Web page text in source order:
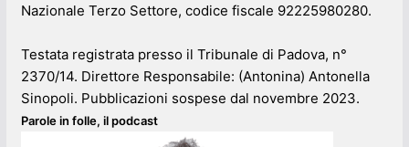
Nazionale Terzo Settore, codice fiscale 92225980280.
Testata registrata presso il Tribunale di Padova, n°
2370/14. Direttore Responsabile: (Antonina) Antonella
Sinopoli. Pubblicazioni sospese dal novembre 2023.
Parole in folle, il podcast